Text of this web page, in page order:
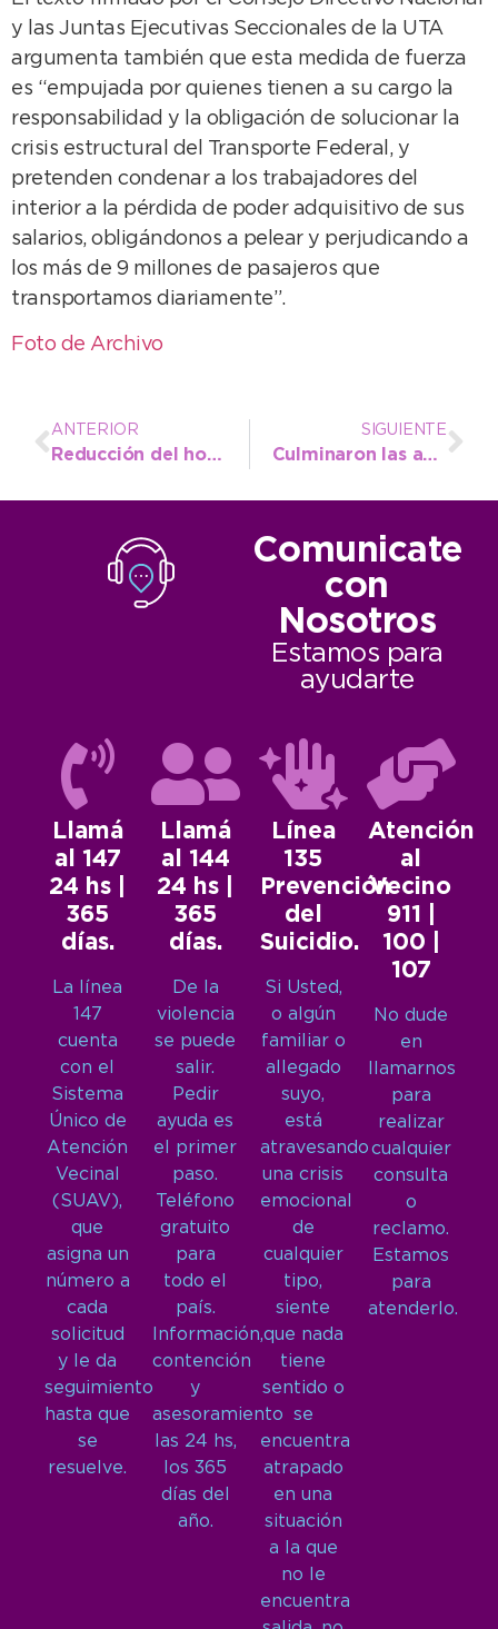
y las Juntas Ejecutivas Seccionales de la UTA
argumenta también que esta medida de fuerza
es “empujada por quienes tienen a su cargo la
responsabilidad y la obligación de solucionar la
crisis estructural del Transporte Federal, y
pretenden condenar a los trabajadores del
interior a la pérdida de poder adquisitivo de sus
salarios, obligándonos a pelear y perjudicando a
los más de 9 millones de pasajeros que
transportamos diariamente”.
Foto de Archivo
ANTERIOR
Reducción del horario de servicio de Guardavidas a partir del 15 de febrero
SIGUIENTE
Culminaron las actividades de verano ideadas para jóvenes y adultos con discapacidad
Comunicate
con
Nosotros
Estamos para
ayudarte
Llamá
al 147
24 hs |
365
días.
La línea
147
cuenta
con el
Sistema
Único de
Atención
Vecinal
(SUAV),
que
asigna un
número a
cada
solicitud
y le da
seguimiento
hasta que
se
resuelve.
Llamá
al 144
24 hs |
365
días.
De la
violencia
se puede
salir.
Pedir
ayuda es
el primer
paso.
Teléfono
gratuito
para
todo el
país.
Información,
contención
y
asesoramiento
las 24 hs,
los 365
días del
año.
Línea
135
Prevención
del
Suicidio.
Si Usted,
o algún
familiar o
allegado
suyo,
está
atravesando
una crisis
emocional
de
cualquier
tipo,
siente
que nada
tiene
sentido o
se
encuentra
atrapado
en una
situación
a la que
no le
encuentra
Atención
al
Vecino
911 |
100 |
107
No dude
en
llamarnos
para
realizar
cualquier
consulta
o
reclamo.
Estamos
para
atenderlo.